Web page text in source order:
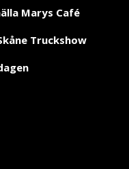
Marys Café
Truckshow